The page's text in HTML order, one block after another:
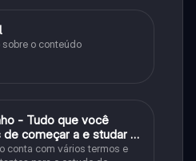
o conteúdo
- Tudo que você
começar a e studar o
conta com vários termos e